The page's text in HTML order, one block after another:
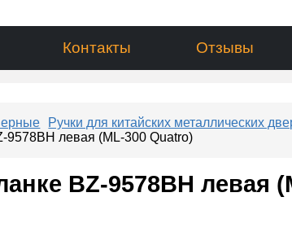
Контакты Отзывы
Ручки для китайских металлических
9578BH левая (ML-300 Quatro)
BZ-9578BH левая